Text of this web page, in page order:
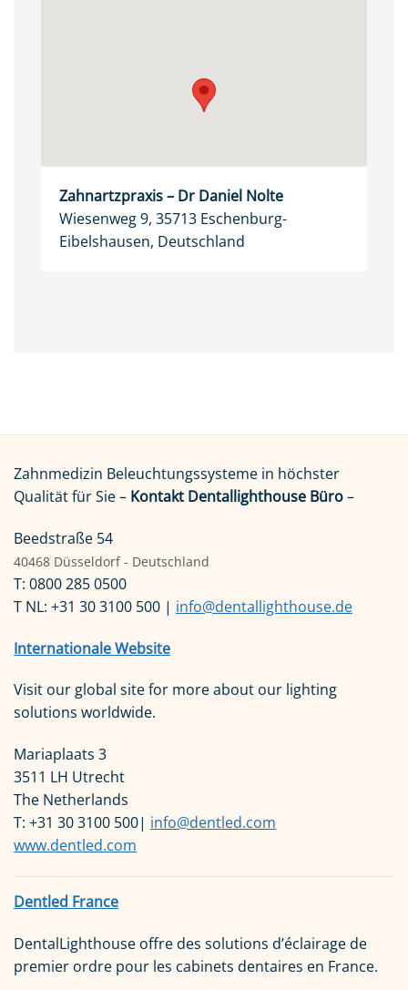
Zahnartzpraxis – Dr Daniel Nolte
Wiesenweg 9, 35713 Eschenburg-
Eibelshausen, Deutschland
Zahnmedizin Beleuchtungssysteme in höchster
Qualität für Sie – Kontakt Dentallighthouse Büro–
Beedstraße 54
40468 Düsseldorf - Deutschland
T: 0800 285 0500
T NL: +31 30 3100 500 | info@dentallighthouse.de
Internationale Website
Visit our global site for more about our lighting
solutions worldwide.
Mariaplaats 3
3511 LH Utrecht
The Netherlands
T: +31 30 3100 500| info@dentled.com
www.dentled.com
Dentled France
DentalLighthouse offre des solutions d’éclairage de
premier ordre pour les cabinets dentaires en France.